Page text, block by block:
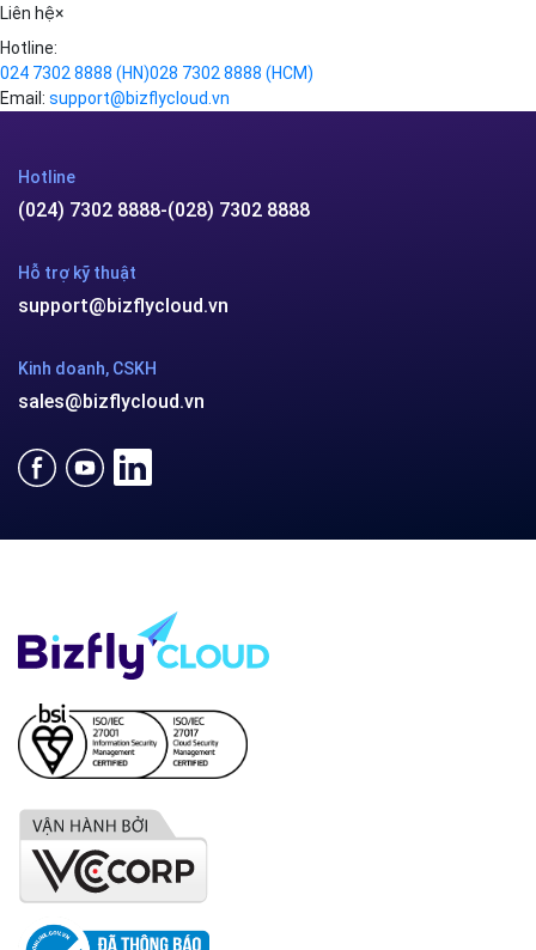
Liên hệ×
Hotline:
024 7302 8888 (HN)028 7302 8888 (HCM)
Email: support@bizflycloud.vn
Hotline
(024) 7302 8888-(028) 7302 8888
Hỗ trợ kỹ thuật
support@bizflycloud.vn
Kinh doanh, CSKH
sales@bizflycloud.vn